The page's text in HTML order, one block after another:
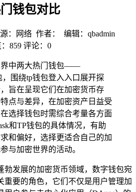
钱包对比
：网络 作者： 编辑：qbadmin
859 评论：0
界中两大热门钱包——
，围绕tp钱包登入入口展开探
旨在呈现它们在加密货币存
点与差异，在加密资产日益受
选择钱包时需综合考量各方面
和TP钱包的具体情况，有助
和偏好，选择更适合自己的加
与加密世界的活动。
勃发展的加密货币领域，数字钱包宛
重要的角色，它们不仅是用户管理加